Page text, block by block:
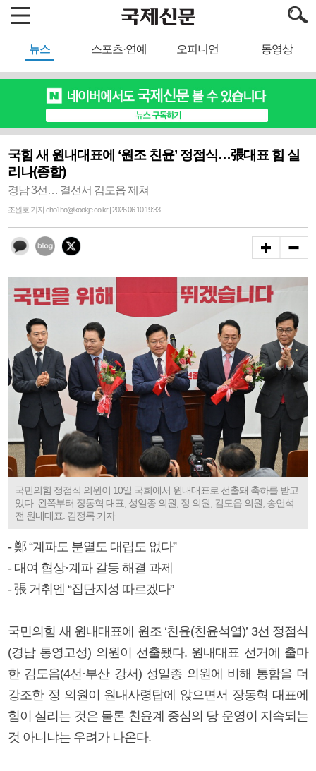
뉴스 스포츠·연예 오피니언 동영상
국힘 새 원내대표에 ‘원조 친윤’ 정점식…張대표 힘 실
리나(종합)
경남 3선… 결선서 김도읍 제쳐
조원호 기자 cho1ho@kookje.co.kr | 2026.06.10 19:33
국민의힘 정점식 의원이 10일 국회에서 원내대표로 선출돼 축하를 받고
있다. 왼쪽부터 장동혁 대표, 성일종 의원, 정 의원, 김도읍 의원, 송언석
전 원내대표. 김정록 기자
- 鄭 “계파도 분열도 대립도 없다”
- 대여 협상·계파 갈등 해결 과제
- 張 거취엔 “집단지성 따르겠다”
국민의힘 새 원내대표에 원조 ‘친윤(친윤석열)’ 3선 정점식
(경남 통영고성) 의원이 선출됐다. 원내대표 선거에 출마
한 김도읍(4선·부산 강서) 성일종 의원에 비해 통합을 더
강조한 정 의원이 원내사령탑에 앉으면서 장동혁 대표에
힘이 실리는 것은 물론 친윤계 중심의 당 운영이 지속되는
것 아니냐는 우려가 나온다.